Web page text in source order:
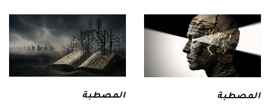
المصطبة المصطبة